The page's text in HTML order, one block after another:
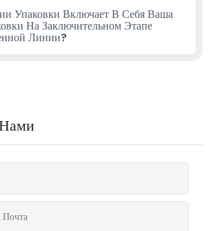
Упаковки Включает В Себя Ваша
На Заключительном Этапе
Линии?
Почта